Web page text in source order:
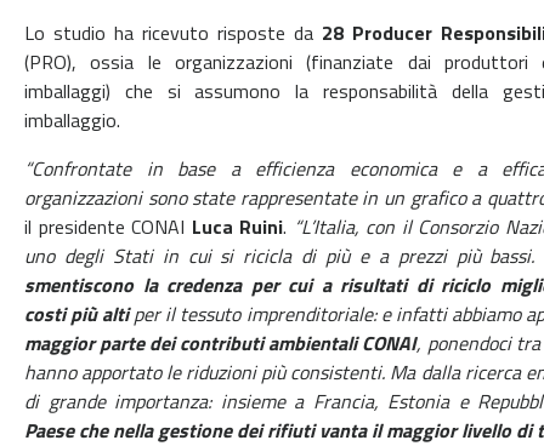
Lo studio ha ricevuto risposte da 28 Producer
(PRO), ossia le organizzazioni(finanziate dai
imballaggi) che si assumono la responsabilità della
imballaggio.
“Confrontate in base a efficienza economica e a
organizzazioni sono state rappresentate in un grafico a
il presidente CONAI Luca Ruini. “L’Italia, con ilConsorzio
uno degli Stati in cui si ricicla di più e a prezzi più
smentiscono la credenza per cui a risultati di riciclo
costi più altiper il tessuto imprenditoriale: e infatti abbiamo
maggior parte dei contributi ambientali CONAI, ponendoci
hanno apportato le riduzioni più consistenti. Ma dalla ricerca
di grande importanza: insieme a Francia, Estonia e
Paese che nellagestione dei rifiuti vanta il maggior livello di